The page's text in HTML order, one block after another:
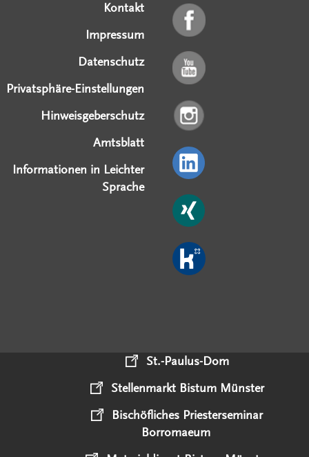
Kontakt
Impressum
Datenschutz
Privatsphäre-Einstellungen
Hinweisgeberschutz
Amtsblatt
Informationen in Leichter
Sprache
St.-Paulus-Dom
Stellenmarkt Bistum Münster
Bischöfliches Priesterseminar
Borromaeum